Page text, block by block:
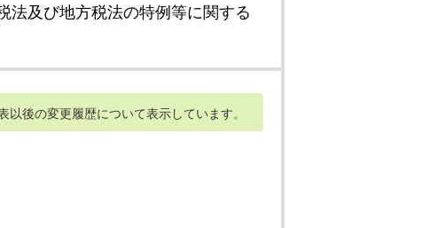
法及び地方税法の特例等に関する
以後の変更履歴について表示しています。